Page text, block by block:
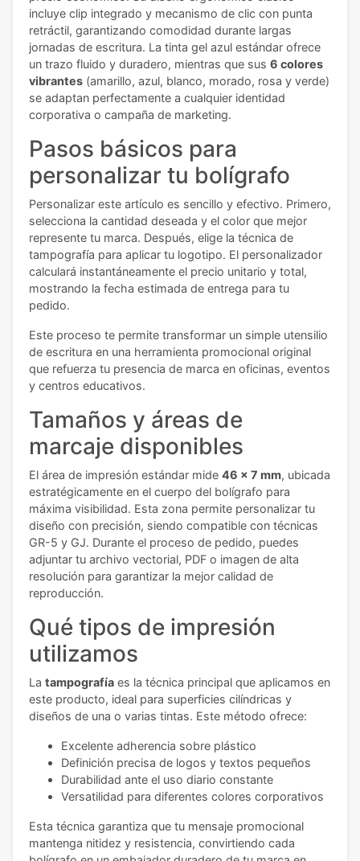
incluye clip integrado y mecanismo de clic con punta
retráctil, garantizando comodidad durante largas
jornadas de escritura. La tinta gel azul estándar ofrece
un trazo fluido y duradero, mientras que sus 6 colores
vibrantes (amarillo, azul, blanco, morado, rosa y verde)
se adaptan perfectamente a cualquier identidad
corporativa o campaña de marketing.
Pasos básicos para
personalizar tu bolígrafo
Personalizar este artículo es sencillo y efectivo. Primero,
selecciona la cantidad deseada y el color que mejor
represente tu marca. Después, elige la técnica de
tampografía para aplicar tu logotipo. El personalizador
calculará instantáneamente el precio unitario y total,
mostrando la fecha estimada de entrega para tu
pedido.
Este proceso te permite transformar un simple utensilio
de escritura en una herramienta promocional original
que refuerza tu presencia de marca en oficinas, eventos
y centros educativos.
Tamaños y áreas de
marcaje disponibles
El área de impresión estándar mide 46 x 7 mm, ubicada
estratégicamente en el cuerpo del bolígrafo para
máxima visibilidad. Esta zona permite personalizar tu
diseño con precisión, siendo compatible con técnicas
GR-5 y GJ. Durante el proceso de pedido, puedes
adjuntar tu archivo vectorial, PDF o imagen de alta
resolución para garantizar la mejor calidad de
reproducción.
Qué tipos de impresión
utilizamos
La tampografía es la técnica principal que aplicamos en
este producto, ideal para superficies cilíndricas y
diseños de una o varias tintas. Este método ofrece:
Excelente adherencia sobre plástico
Definición precisa de logos y textos pequeños
Durabilidad ante el uso diario constante
Versatilidad para diferentes colores corporativos
Esta técnica garantiza que tu mensaje promocional
mantenga nitidez y resistencia, convirtiendo cada